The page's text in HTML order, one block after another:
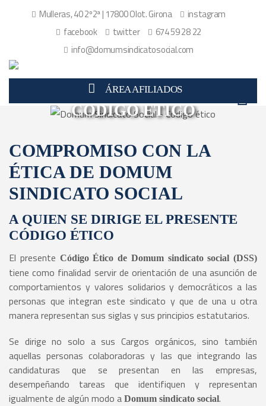
Mulleras, 40 2º2ª | 17800 Olot. Girona
instagram
facebook
twitter
674 59 28 22
info@domumsindicatosocial.com
ÁREA AFILIADOS
CÓDIGO ÉTICO
COMPROMISO CON LA
ÉTICA DE DOMUM
SINDICATO SOCIAL
A QUIEN SE DIRIGE EL PRESENTE
CÓDIGO ÉTICO
El presente Código Ético de Domum sindicato social (DSS)
tiene como finalidad servir de orientación de una asunción de
comportamientos y valores solidarios y democráticos a las
personas que integran este sindicato y que de una u otra
manera representan sus siglas y sus principios estatutarios.
Se dirige no solo a sus Cargos orgánicos, sino también
aquellas personas colaboradoras y las que integrando las
candidaturas que se presentan en las empresas,
desempeñando tareas que identifiquen y representan
igualmente de algún modo a Domum sindicato social.